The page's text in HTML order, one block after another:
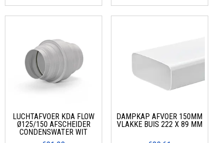
LUCHTAFVOER KDA FLOW
Ø125/150 AFSCHEIDER
CONDENSWATER WIT
DAMPKAP AFVOER 150MM
VLAKKE BUIS 222 X 89 MM